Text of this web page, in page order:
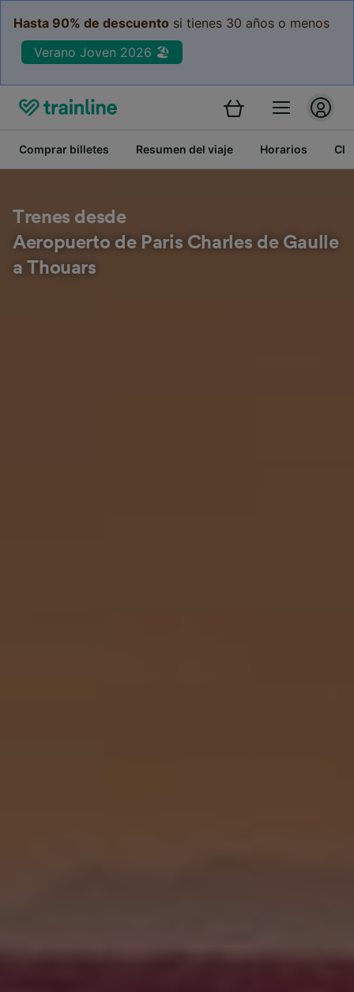
Hasta 90% de descuento si tienes 30 años o menos
Verano Joven 2026 🏖️
Comprar billetes Resumen del viaje Horarios
Trenes desde
Aeropuerto de Paris Charles de Gaulle
a Thouars